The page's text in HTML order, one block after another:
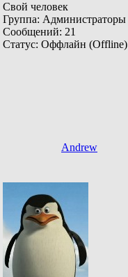
Свой человек
Группа: Администраторы
Сообщений: 21
Статус: Оффлайн (Offline)
Andrew